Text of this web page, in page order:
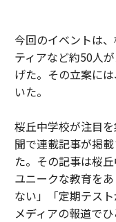
今回のイベントは
ティアなど約50人
げた。その立案に
いた。
桜丘中学校が注目
聞で連載記事が掲
た。その記事は桜
ユニークな教育を
ない」「定期テス
メディアの報道で